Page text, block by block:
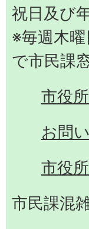
祝日及び
※毎週木
で市民課
市役
お問
市役
市民課混